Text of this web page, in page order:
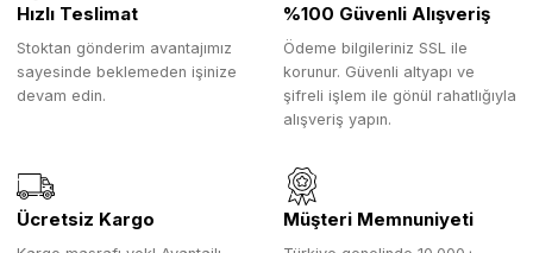
Hızlı Teslimat
Stoktan gönderim avantajımız
sayesinde beklemeden işinize
devam edin.
%100 Güvenli Alışveriş
Ödeme bilgileriniz SSL ile
korunur. Güvenli altyapı ve
şifreli işlem ile gönül rahatlığıyla
alışveriş yapın.
Ücretsiz Kargo Müşteri Memnuniyeti